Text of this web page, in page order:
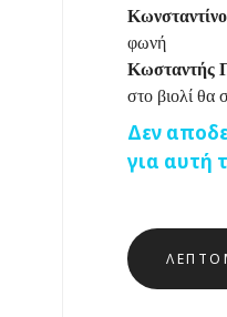
φωνή
Κωσταντής
στο βιολί θα
Δεν
για αυτή